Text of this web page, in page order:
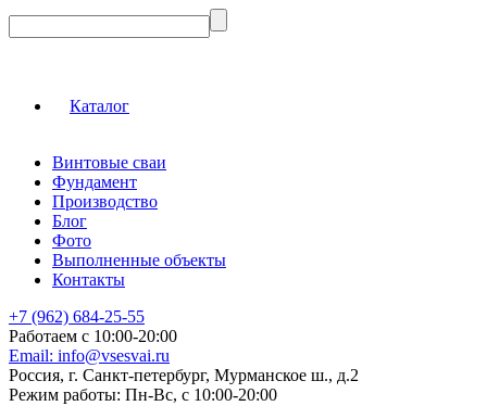
Каталог
Винтовые сваи
Фундамент
Производство
Блог
Фото
Выполненные объекты
Контакты
+7 (962) 684-25-55
Работаем с 10:00-20:00
Email: info@vsesvai.ru
Россия, г. Санкт-петербург, Мурманское ш., д.2
Режим работы: Пн-Вс, с 10:00-20:00